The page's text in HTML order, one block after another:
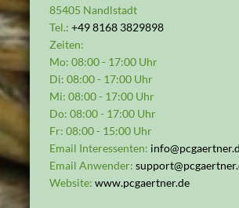
85405 Nandlstadt
Tel.: +49 8168 3829898
Zeiten:
Mo: 08:00 - 17:00 Uhr
Di: 08:00 - 17:00 Uhr
Mi: 08:00 - 17:00 Uhr
Do: 08:00 - 17:00 Uhr
Fr: 08:00 - 15:00 Uhr
Email Interessenten:
Email Anwender:
Website: www.pcgaertner.de